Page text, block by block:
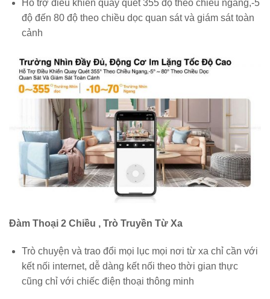
Hỗ trợ điều khiển quay quét 355 độ theo chiều ngang,-5
độ đến 80 độ theo chiều dọc quan sát và giám sát toàn
cảnh
Đàm Thoại 2 Chiều , Trò Truyền Từ Xa
Trò chuyện và trao đổi mọi lục mọi nơi từ xa chỉ cần với
kết nối internet, dễ dàng kết nối theo thời gian thực
cũng chỉ với chiếc điện thoại thông minh